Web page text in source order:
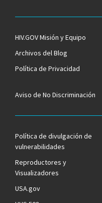
HIV.GOV Misión y Equipo
Archivos del Blog
Política de Privacidad
Aviso de No Discriminación
Política de divulgación de
vulnerabilidades
Reproductores y
Visualizadores
USA.gov